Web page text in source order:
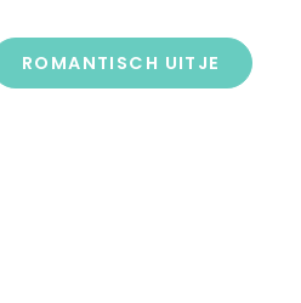
ROMANTISCH UITJE